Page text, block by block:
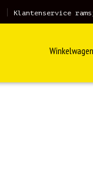
Klantenservice
Winkelwagen